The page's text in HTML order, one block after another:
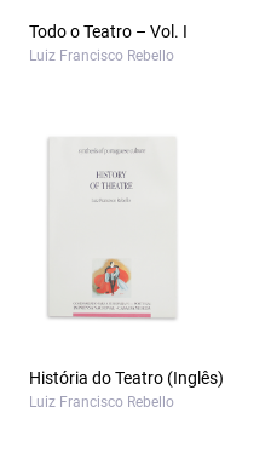
Todo o Teatro – Vol. I
Luiz Francisco Rebello
História do Teatro (Inglês)
Luiz Francisco Rebello